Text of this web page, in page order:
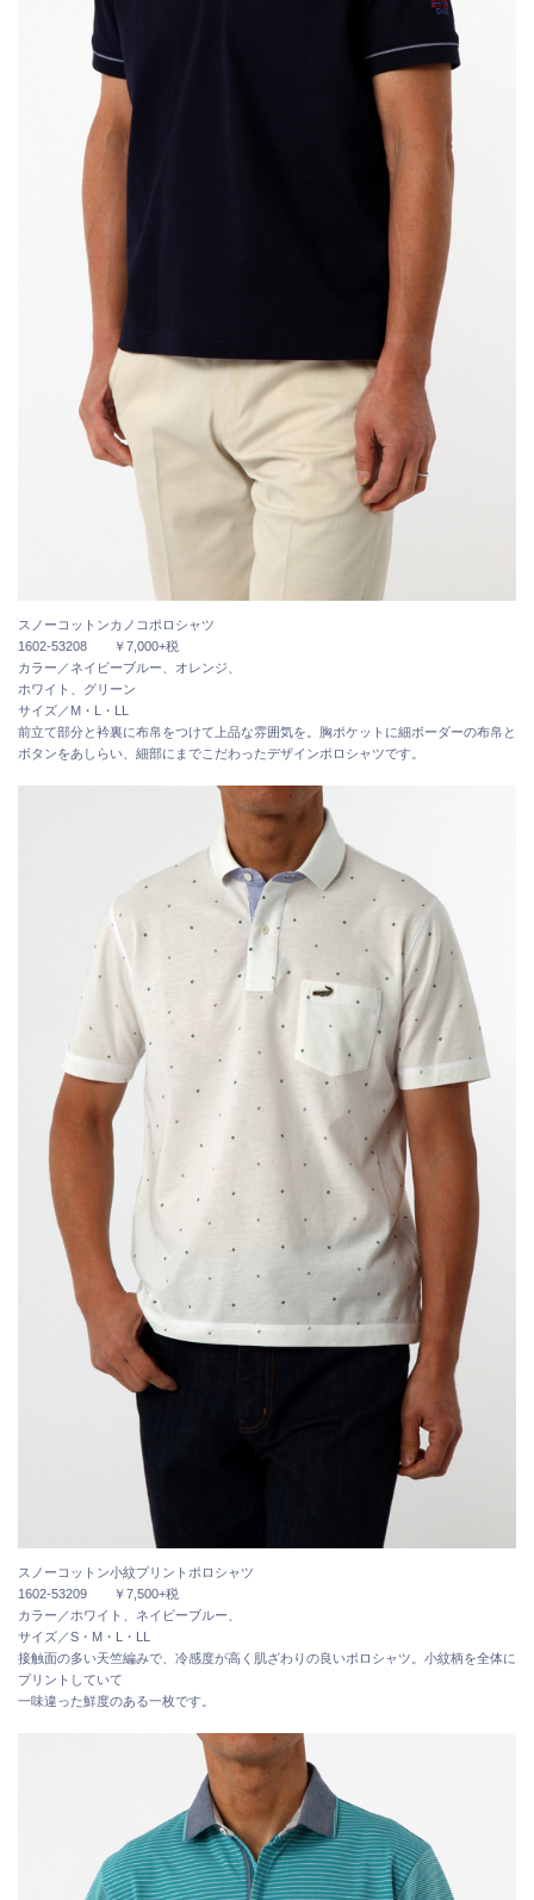
スノーコットンカノコポロシャツ
1602-53208 ￥7,000+税
カラー／ネイビーブルー、オレンジ、
ホワイト、グリーン
サイズ／M・L・LL
前立て部分と衿裏に布帛をつけて上品な雰囲気を。胸ポケットに細ボーダーの布帛と
ボタンをあしらい、細部にまでこだわったデザインポロシャツです。
スノーコットン小紋プリントポロシャツ
1602-53209 ￥7,500+税
カラー／ホワイト、ネイビーブルー、
サイズ／S・M・L・LL
接触面の多い天竺編みで、冷感度が高く肌ざわりの良いポロシャツ。小紋柄を全体に
プリントしていて
一味違った鮮度のある一枚です。